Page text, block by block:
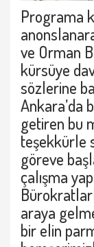
Programa
ve Orman
kürsüye
sözlerine
Ankara’da
getiren bu
teşekkürle
göreve
çalışma
araya
bir elin